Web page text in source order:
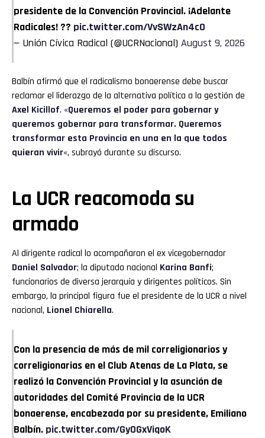
presidente de la Convención Provincial. ¡Adelante
Radicales! ?? pic.twitter.com/VvSWzAn4c0
— Unión Cívica Radical (@UCRNacional) August 9, 2026
Balbín afirmó que el radicalismo bonaerense debe buscar
reclamar el liderazgo de la alternativa política a la gestión de
Axel Kicillof. «Queremos el poder para gobernar y
queremos gobernar para transformar. Queremos
transformar esta Provincia en una en la que todos
quieran vivir«, subrayó durante su discurso.
La UCR reacomoda su
armado
Al dirigente radical lo acompañaron el ex vicegobernador
Daniel Salvador; la diputada nacional Karina Banfi;
funcionarios de diversa jerarquía y dirigentes políticos. Sin
embargo, la principal figura fue el presidente de la UCR a nivel
nacional, Lionel Chiarella.
Con la presencia de más de mil correligionarios y
correligionarias en el Club Atenas de La Plata, se
realizó la Convención Provincial y la asunción de
autoridades del Comité Provincia de la UCR
bonaerense, encabezada por su presidente, Emiliano
Balbín. pic.twitter.com/GyOGxViqoK